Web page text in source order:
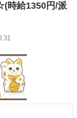
時給1350円/派